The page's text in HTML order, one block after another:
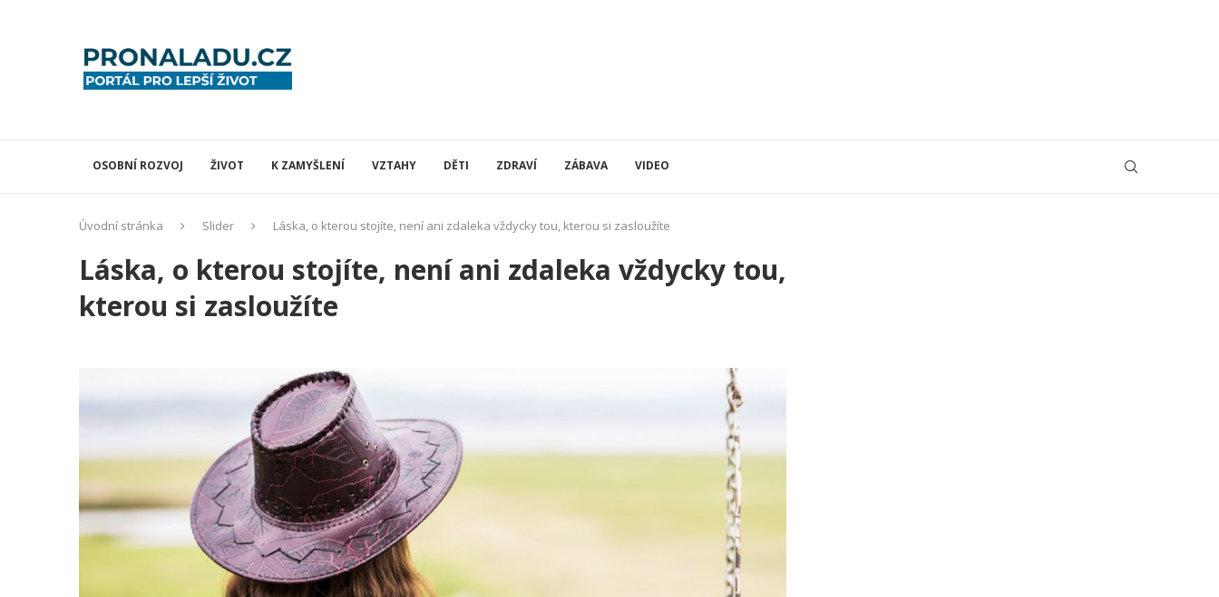
OSOBNÍ ROZVOJ ŽIVOT K ZAMYŠLENÍ VZTAHY DĚTI ZDRAVÍ ZÁBAVA VIDEO
Úvodní stránka Slider Láska, o kterou stojíte, není ani zdaleka vždycky tou, kterou si zasloužíte
Láska, o kterou stojíte, není ani zdaleka vždycky tou,
kterou si zasloužíte